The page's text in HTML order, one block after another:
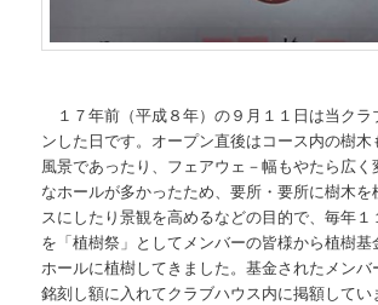
１７年前（平成８年）の９月１１日は当クラ
ンした日です。オープン直後はコース内の樹
風景であったり、フェアウェ－幅もやたら広
なホールが多かったため、要所・要所に樹木を
スにしたり景観を高めるなどの目的で、毎年１
を「植樹祭」としてメンバーの皆様から植樹基
ホールに植樹してきました。基金されたメンバ
銘刻し額に入れてクラブハウス内に掲額してい